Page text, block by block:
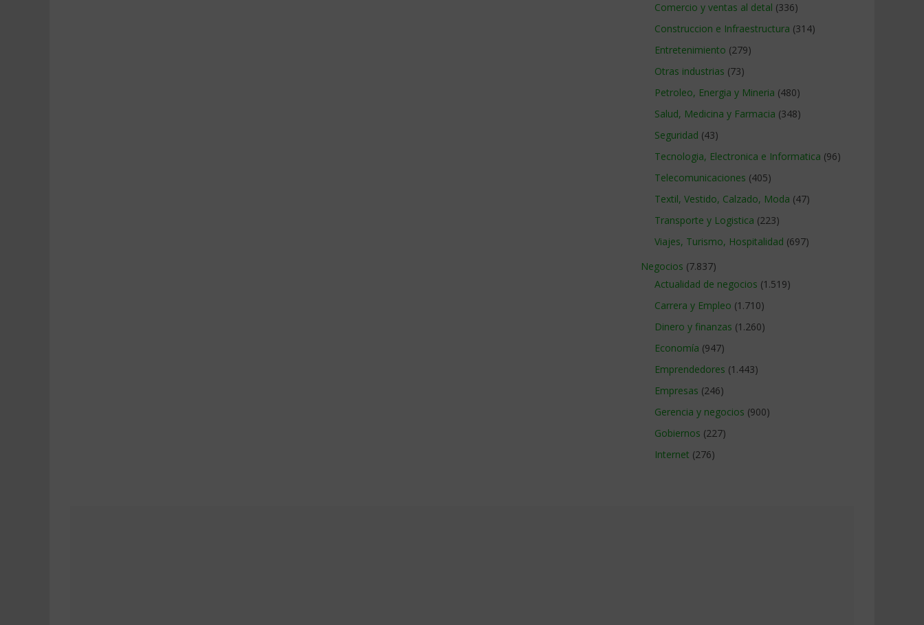
Comercio y ventas al detal (336)
Construccion e Infraestructura (314)
Entretenimiento (279)
Otras industrias (73)
Petroleo, Energia y Mineria (480)
Salud, Medicina y Farmacia (348)
Seguridad (43)
Tecnologia, Electronica e Informatica (96)
Telecomunicaciones (405)
Textil, Vestido, Calzado, Moda (47)
Transporte y Logistica (223)
Viajes, Turismo, Hospitalidad (697)
Negocios (7.837)
Actualidad de negocios (1.519)
Carrera y Empleo (1.710)
Dinero y finanzas (1.260)
Economía (947)
Emprendedores (1.443)
Empresas (246)
Gerencia y negocios (900)
Gobiernos (227)
Internet (276)